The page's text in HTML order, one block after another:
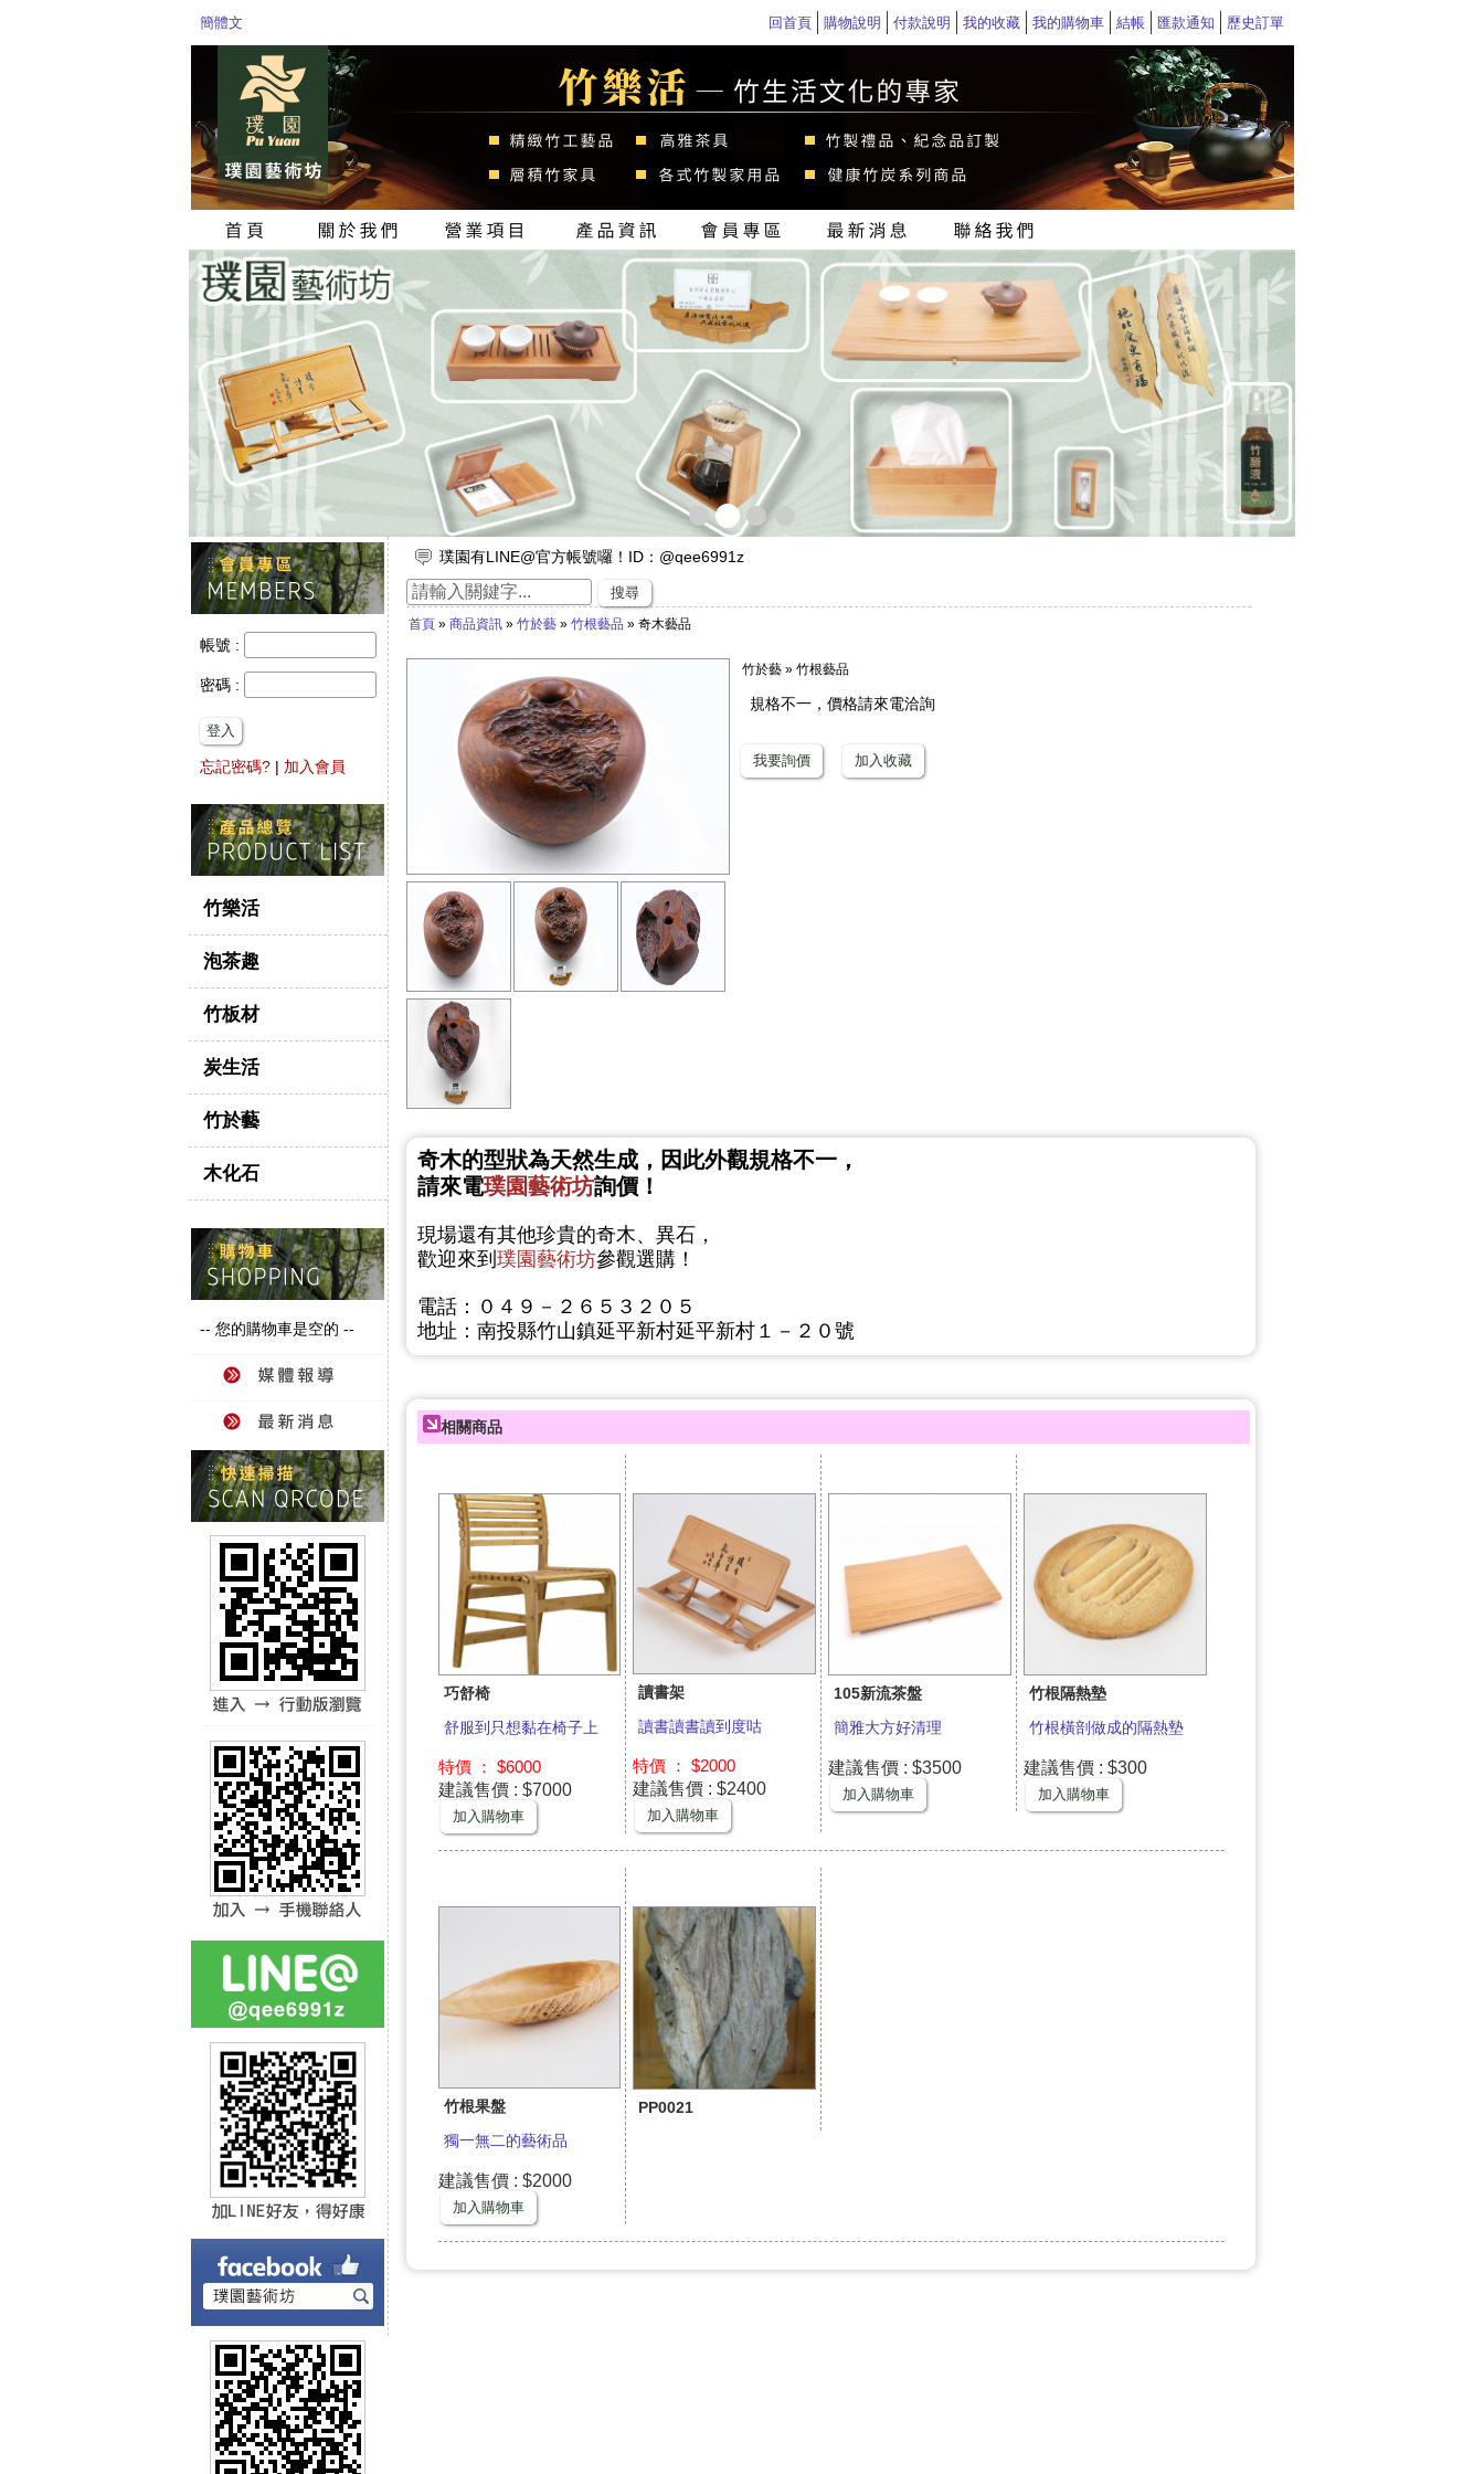
回首頁 購物說明 付款說明 我的收藏 我的購物車 結帳 匯款通知 歷史訂單
簡體文
< >
帳號 :
密碼 :
登入
忘記密碼? | 加入會員
竹樂活
泡茶趣
竹板材
炭生活
竹於藝
木化石
-- 您的購物車是空的 --
璞園有LINE@官方帳號囉！ID：@qee6991z
放假出遊，來竹山璞園享受一趟竹與木化石的自然之旅吧！
竹子的專家，有任何與竹相關的問題歡迎找璞園！
【舒浮沙發】隆重登場
想要一直賺嗎？快來璞園選購100cm的一直炭，讓您一直一直賺哦！
搜尋
首頁 » 商品資訊 » 竹於藝 » 竹根藝品 » 奇木藝品
竹於藝 » 竹根藝品
規格不一，價格請來電洽詢
我要詢價 加入收藏
奇木的型狀為天然生成，因此外觀規格不一，
請來電璞園藝術坊詢價！
現場還有其他珍貴的奇木、異石，
歡迎來到 璞園藝術坊參觀選購！
電話：０４９－２６５３２０５
地址：南投縣竹山鎮延平新村延平新村１－２０號
相關商品
巧舒椅
舒服到只想黏在椅子上
特價 ： $6000
建議售價 : $7000
加入購物車
讀書架
讀書讀書讀到度咕
特價 ： $2000
建議售價 : $2400
加入購物車
105新流茶盤
簡雅大方好清理
建議售價 : $3500
加入購物車
竹根隔熱墊
竹根橫剖做成的隔熱墊
建議售價 : $300
加入購物車
竹根果盤
獨一無二的藝術品
建議售價 : $2000
加入購物車
PP0021